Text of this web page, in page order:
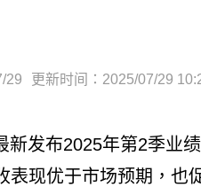
29 更新时间：2025/07/29
新发布2025年第2季业
表现优于市场预期，也